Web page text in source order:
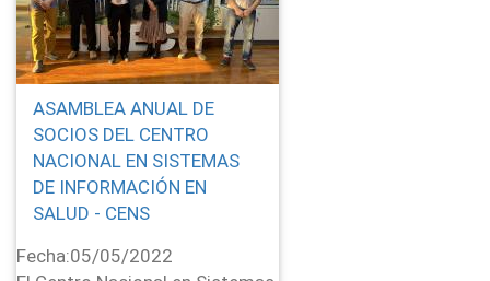
ASAMBLEA ANUAL DE
SOCIOS DEL CENTRO
NACIONAL EN SISTEMAS
DE INFORMACIÓN EN
SALUD - CENS
Fecha:05/05/2022